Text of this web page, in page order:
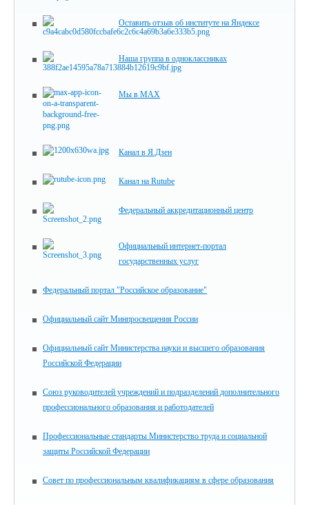
Оставить отзыв об институте на Яндексе
Наша группа в одноклассниках
Мы в MAX
Канал в Я.Дзен
Канал на Rutube
Федеральный аккредитационный центр
Официальный интернет-портал
государственных услуг
Федеральный портал "Российское образование"
Официальный сайт Минпросвещения России
Официальный сайт Министерства науки и высшего образования
Российской Федерации
Союз руководителей учреждений и подразделений дополнительного
профессионального образования и работодателей
Профессиональные стандарты Министерство труда и социальной
защиты Российской Федерации
Совет по профессиональным квалификациям в сфере образования